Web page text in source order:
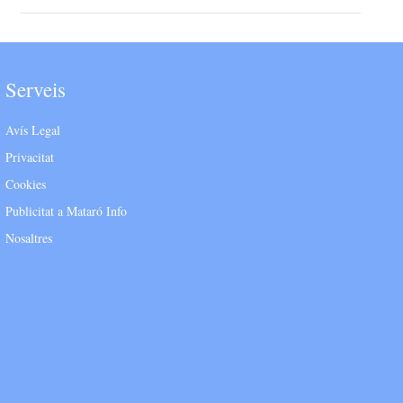
Serveis
Avís Legal
Privacitat
Cookies
Publicitat a Mataró Info
Nosaltres